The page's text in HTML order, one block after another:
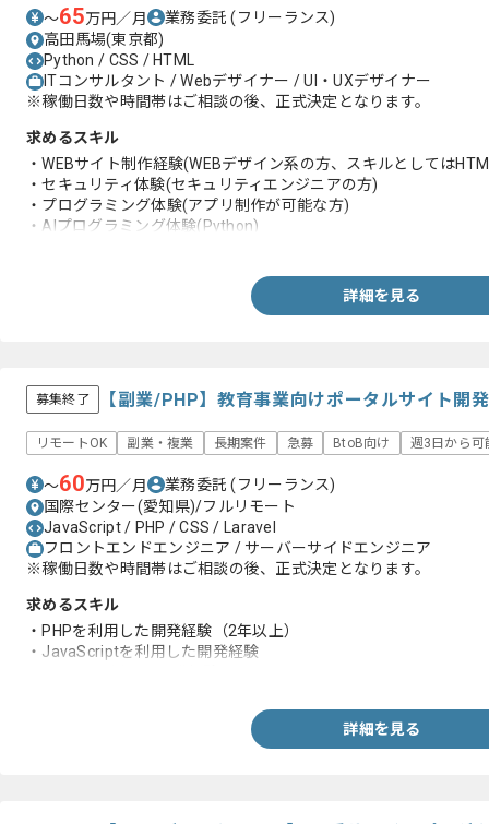
〜65万円／月 業務委託(フリーランス)
高田馬場(東京都)
Python / CSS / HTML
ITコンサルタント / Webデザイナー / UI・UXデザイナー
※稼働日数や時間帯はご相談の後、正式決定となります。
求めるスキル
・WEBサイト制作経験(WEBデザイン系の方、スキルとしては
・セキュリティ体験(セキュリティエンジニアの方)
・プログラミング体験(アプリ制作が可能な方)
・AIプログラミング体験(Python)
詳細を見る
募集終了 【副業/PHP】教育事業向けポータルサイト開
リモートOK 副業・複業 長期案件 急募 BtoB向け 週3日から可
〜60万円／月 業務委託(フリーランス)
国際センター(愛知県)/フルリモート
JavaScript / PHP / CSS / Laravel
フロントエンドエンジニア / サーバーサイドエンジニア
※稼働日数や時間帯はご相談の後、正式決定となります。
求めるスキル
・PHPを利用した開発経験（2年以上）
・JavaScriptを利用した開発経験
詳細を見る